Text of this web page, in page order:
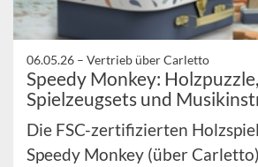
06.05.26 – Vertrieb über Carletto
Speedy Monkey: Holzpuzzle,
Spielzeugsets und
Die FSC-zertifizierten
Speedy Monkey (über